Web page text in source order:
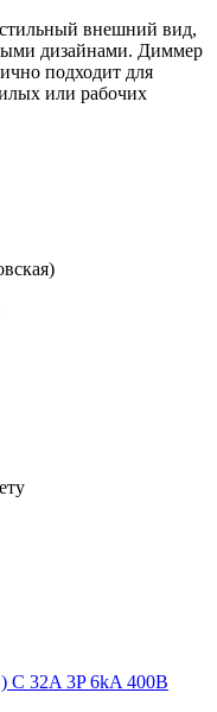
внешний вид,
дизайнами. Диммер
подходит для
или рабочих